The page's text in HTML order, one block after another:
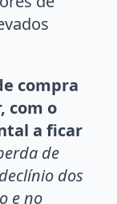
compra
com o
a ficar
de
dos
e no